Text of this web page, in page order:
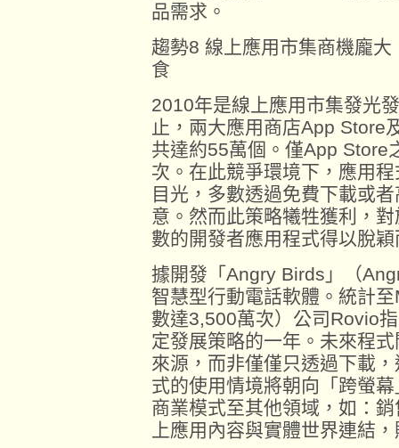
品需求。
趨勢8 線上應用市集商機龐
食
2010年是線上應用市集發光
止，兩大應用商店App Store
共達約55萬個。僅App Store
次。在此競爭環境下，應用
目光，多數透過免費下載或
意。然而此策略犧牲獲利，
數的開發者應用程式得以脫
據開發「Angry Birds」（
智慧型行動電話軟體。統計
數達3,500萬次）公司Rovio
定發展策略的一年。未來程
來源，而非僅僅只透過下載
式的使用情境將朝向「跨螢
商業模式至其他領域，如：
上應用內容與實體世界連結